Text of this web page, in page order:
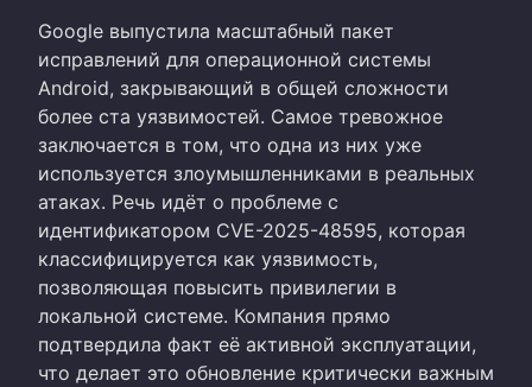
Google выпустила масштабный пакет
исправлений для операционной системы
Android, закрывающий в общей сложности
более ста уязвимостей. Самое тревожное
заключается в том, что одна из них уже
используется злоумышленниками в реальных
атаках. Речь идёт о проблеме с
идентификатором CVE-2025-48595, которая
классифицируется как уязвимость,
позволяющая повысить привилегии в
локальной системе. Компания прямо
подтвердила факт её активной эксплуатации,
что делает это обновление критически важным